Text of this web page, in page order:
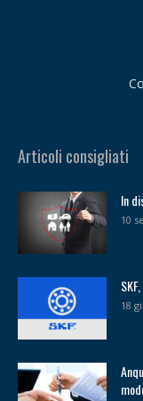
Articoli consigliati
In
10
18